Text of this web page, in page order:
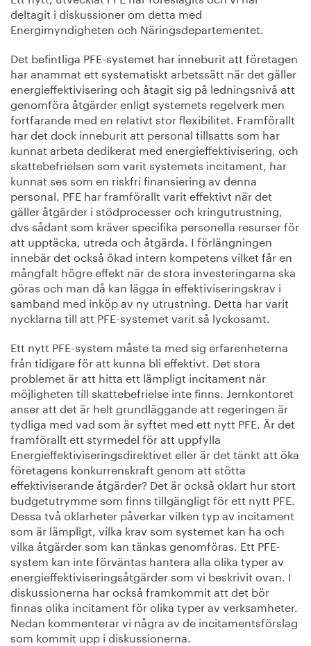
deltagit i diskussioner om detta med
Energimyndigheten och Näringsdepartementet.
Det befintliga PFE-systemet har inneburit att företagen
har anammat ett systematiskt arbetssätt när det gäller
energieffektivisering och åtagit sig på ledningsnivå att
genomföra åtgärder enligt systemets regelverk men
fortfarande med en relativt stor flexibilitet. Framförallt
har det dock inneburit att personal tillsatts som har
kunnat arbeta dedikerat med energieffektivisering, och
skattebefrielsen som varit systemets incitament, har
kunnat ses som en riskfri finansiering av denna
personal. PFE har framförallt varit effektivt när det
gäller åtgärder i stödprocesser och kringutrustning,
dvs sådant som kräver specifika personella resurser för
att upptäcka, utreda och åtgärda. I förlängningen
innebär det också ökad intern kompetens vilket får en
mångfalt högre effekt när de stora investeringarna ska
göras och man då kan lägga in effektiviseringskrav i
samband med inköp av ny utrustning. Detta har varit
nycklarna till att PFE-systemet varit så lyckosamt.
Ett nytt PFE-system måste ta med sig erfarenheterna
från tidigare för att kunna bli effektivt. Det stora
problemet är att hitta ett lämpligt incitament när
möjligheten till skattebefrielse inte finns. Jernkontoret
anser att det är helt grundläggande att regeringen är
tydliga med vad som är syftet med ett nytt PFE. Är det
framförallt ett styrmedel för att uppfylla
Energieffektiviseringsdirektivet eller är det tänkt att öka
företagens konkurrenskraft genom att stötta
effektiviserande åtgärder? Det är också oklart hur stort
budgetutrymme som finns tillgängligt för ett nytt PFE.
Dessa två oklarheter påverkar vilken typ av incitament
som är lämpligt, vilka krav som systemet kan ha och
vilka åtgärder som kan tänkas genomföras. Ett PFE-
system kan inte förväntas hantera alla olika typer av
energieffektiviseringsåtgärder som vi beskrivit ovan. I
diskussionerna har också framkommit att det bör
finnas olika incitament för olika typer av verksamheter.
Nedan kommenterar vi några av de incitamentsförslag
som kommit upp i diskussionerna.